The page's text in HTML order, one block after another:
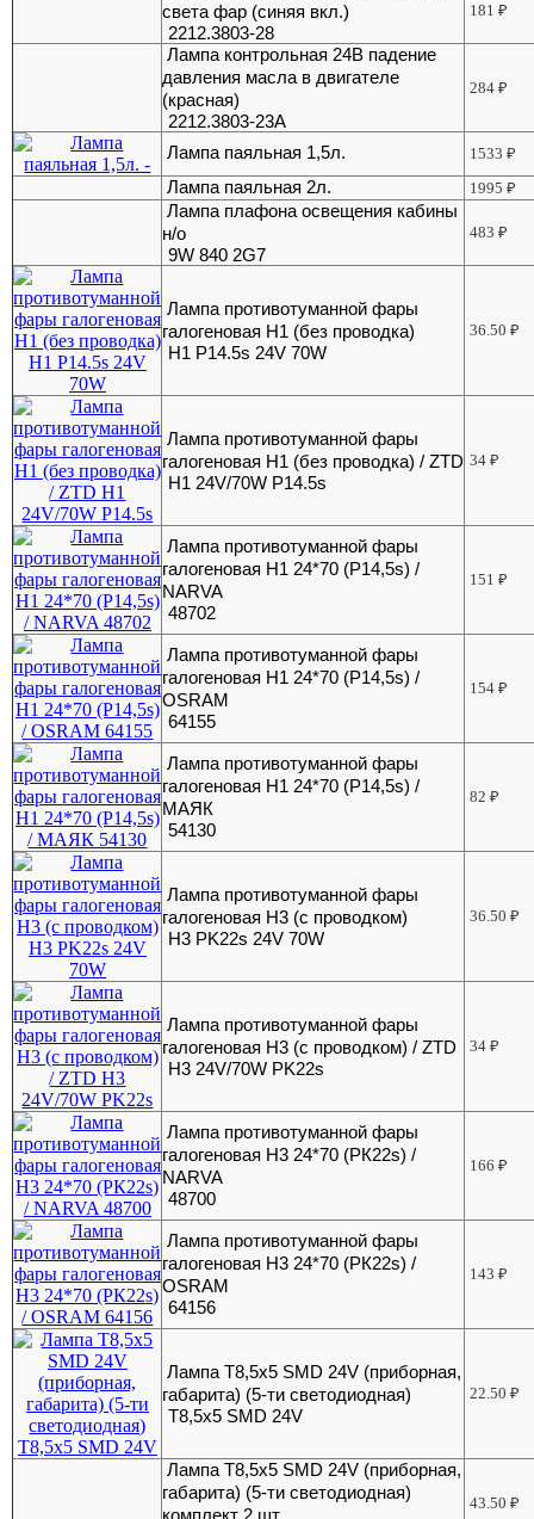
света фар (синяя вкл.)
2212.3803-28
181₽
Лампа контрольная 24В падение
давления масла в двигателе
(красная)
2212.3803-23А
284₽
Лампа паяльная 1,5л. 1533₽
Лампа паяльная 2л. 1995₽
Лампа плафона освещения кабины
н/о
9W 840 2G7
483₽
Лампа противотуманной фары
галогеновая Н1 (без проводка)
H1 P14.5s 24V 70W
36.50₽
Лампа противотуманной фары
галогеновая Н1 (без проводка) / ZTD
H1 24V/70W P14.5s
34₽
Лампа противотуманной фары
галогеновая Н1 24*70 (P14,5s) /
NARVA
48702
151₽
Лампа противотуманной фары
галогеновая Н1 24*70 (P14,5s) /
OSRAM
64155
154₽
Лампа противотуманной фары
галогеновая Н1 24*70 (P14,5s) /
МАЯК
54130
82₽
Лампа противотуманной фары
галогеновая Н3 (с проводком)
H3 PK22s 24V 70W
36.50₽
Лампа противотуманной фары
галогеновая Н3 (с проводком) / ZTD
H3 24V/70W PK22s
34₽
Лампа противотуманной фары
галогеновая Н3 24*70 (РК22s) /
NARVA
48700
166₽
Лампа противотуманной фары
галогеновая Н3 24*70 (РК22s) /
OSRAM
64156
143₽
Лампа Т8,5х5 SMD 24V (приборная,
габарита) (5-ти светодиодная)
Т8,5х5 SMD 24V
22.50₽
Лампа Т8,5х5 SMD 24V (приборная,
габарита) (5-ти светодиодная)
комплект 2 шт
43.50₽